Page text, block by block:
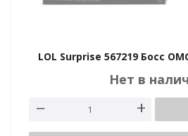
LOL Surprise 567219 Босс
Нет в